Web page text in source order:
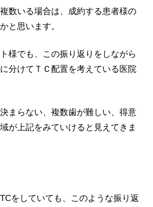
数いる場合は、成約する患者様の
と思います。
様でも、この振り返りをしながら
分けてＴＣ配置を考えている医院
まらない、複数歯が難しい、得意
が上記をみていけると見えてきま
をしていても、このような振り返